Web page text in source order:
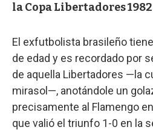
la Copa Libertadores 1982
El exfutbolista brasileño
de edad y es recordado por
de aquella Libertadores —la
mirasol—, anotándole un
precisamente al Flamengo
que valió el triunfo 1-0 en la